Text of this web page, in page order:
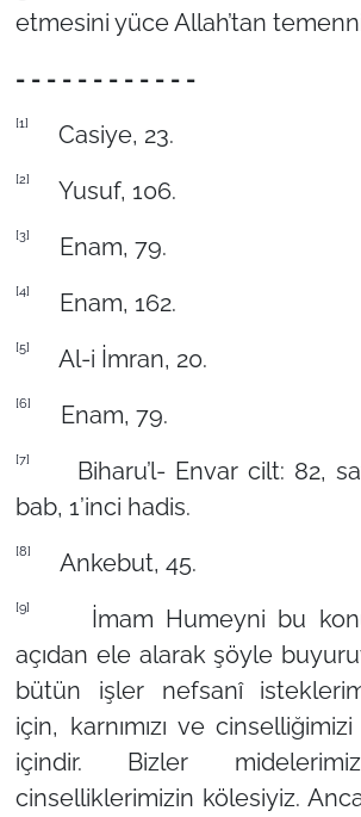
etmesini yüce Allah’tan
- - - - - - - - - - - -
[1] Casiye, 23.
[2] Yusuf, 106.
[3] Enam, 79.
[4] Enam, 162.
[5] Al-i İmran, 20.
[6] Enam, 79.
[7]
Biharu’l- Envar cilt: 82,
bab, 1’inci hadis.
[8] Ankebut, 45.
[9]
İmam Humeyni bu
açıdan ele alarak şöyle
bütün işler nefsanî
için, karnımızı ve
içindir. Bizler
cinselliklerimizin kölesiyiz.